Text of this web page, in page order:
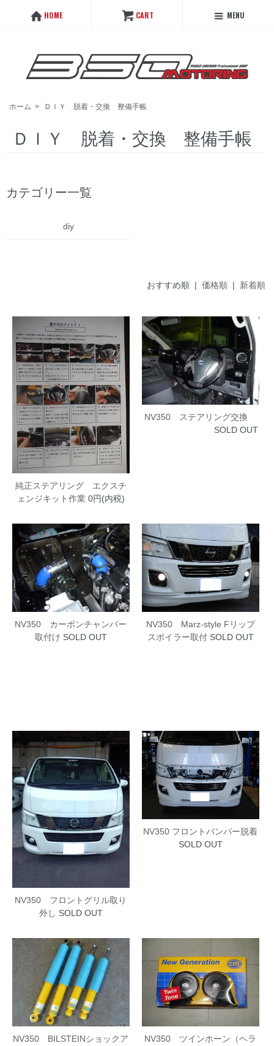
HOME CART MENU
ホーム > ＤＩＹ 脱着・交換 整備手帳
ＤＩＹ 脱着・交換 整備手帳
カテゴリー一覧
diy
おすすめ順 | 価格順| 新着順
純正ステアリング エクスチ
ェンジキット作業 0円(内税)
NV350 ステアリング交換
SOLD OUT
NV350 カーボンチャンバー
取付け SOLD OUT
NV350 Marz-style Fリップ
スポイラー取付SOLD OUT
NV350 フロントグリル取り
外し SOLD OUT
NV350 フロントバンパー脱着
SOLD OUT
NV350 BILSTEINショックア
NV350 ツインホーン（ヘラ